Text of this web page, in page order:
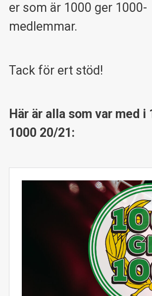
er som är 1000 ger 1000-
medlemmar.
Tack för ert stöd!
Här är alla som var med i
1000 20/21: